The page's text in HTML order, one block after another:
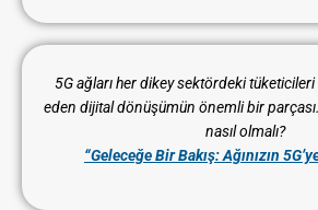
5G ağları her dikey sektördeki
eden dijital dönüşümün önemli bir parçası.
nasıl olmalı?
“Geleceğe Bir Bakış: Ağınızın